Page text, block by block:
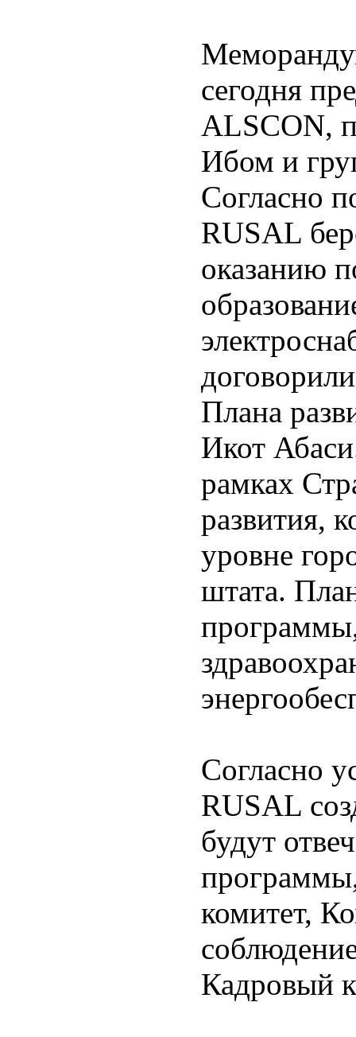
сегодня
ALSCON,
Ибом и
Согласно
RUSAL
оказанию
Плана
Икот
рамках
развития,
уровне
штата.
Согласно
RUSAL
будут
комитет,
Кадровый